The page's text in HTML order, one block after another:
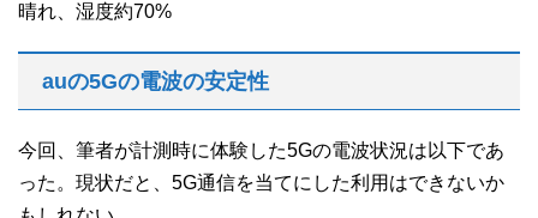
晴れ、湿度約70%
auの5Gの電波の安定性
今回、筆者が計測時に体験した5Gの電波状況は以下であ
った。現状だと、5G通信を当てにした利用はできないか